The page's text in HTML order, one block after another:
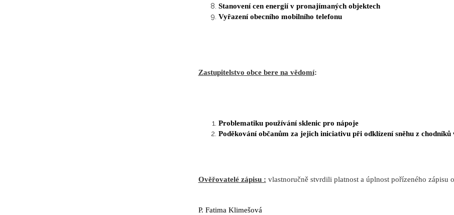
Stanovení cen energií v pronajímaných objektech
Vyřazení obecního mobilního telefonu
Zastupitelstvo obce bere na vědomí:
Problematiku používání sklenic pro nápoje
Poděkování občanům za jejich iniciativu při odklízení sněhu z chodníků
Ověřovatelé zápisu : vlastnoručně stvrdili platnost a úplnost pořízeného zápisu
P. Fatima Klimešová